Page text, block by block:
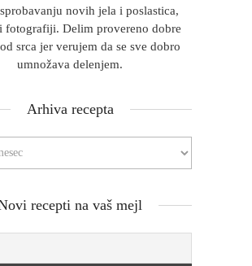
novih jela i poslastica,
fotografiji. Delim provereno dobre
srca jer verujem da se sve dobro
umnožava delenjem.
Arhiva recepta
recepti na vaš mejl